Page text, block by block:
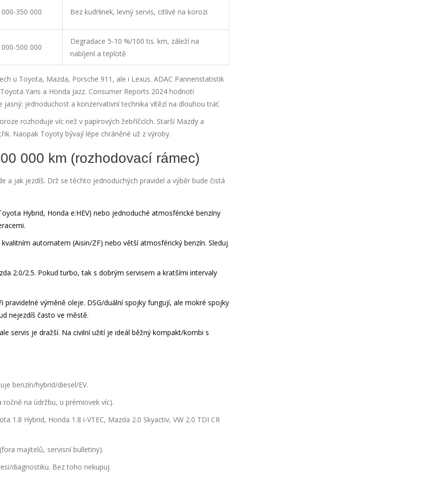
350 000 Bez kudrlinek, levný servis, citlivé na korozi
500 000
Degradace 5-10 %/100 tis. km, záleží na
nabíjení a teplotě
u Toyota, Mazda, Porsche 911, ale i Lexus. ADAC Pannenstatistik
Yaris a Honda Jazz. Consumer Reports 2024 hodnotí
jednoduchost a konzervativní technika vítězí na dlouhou trať.
rozhoduje víc než v papírových žebříčcích. Starší Mazdy a
Naopak Toyoty bývají lépe chráněné už z výroby.
000 km (rozhodovací rámec)
a jak jezdíš. Drž se těchto jednoduchých pravidel a výběr bude čistá
Hybrid, Honda e:HEV) nebo jednoduché atmosférické benzíny
automatem (Aisin/ZF) nebo větší atmosférický benzín. Sleduj
2.0/2.5. Pokud turbo, tak s dobrým servisem a kratšími intervaly
výměně oleje. DSG/duální spojky fungují, ale mokré spojky
nejezdíš často ve městě.
servis je dražší. Na civilní užití je ideál běžný kompakt/kombi s
benzín/hybrid/diesel/EV.
na údržbu, u prémiovek víc).
Hybrid, Honda 1.8 i‑VTEC, Mazda 2.0 Skyactiv, VW 2.0 TDI CR
majitelů, servisní bulletiny).
diagnostiku. Bez toho nekupuj.